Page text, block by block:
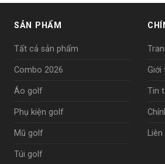
SẢN PHẨM
Tất cả sản phẩm
Combo 2026
Áo golf
Phụ kiện golf
Mũ golf
Túi golf
Giới
Tin
Liên